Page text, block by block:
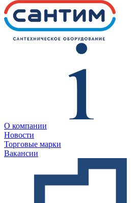
О компании
Новости
Торговые марки
Вакансии